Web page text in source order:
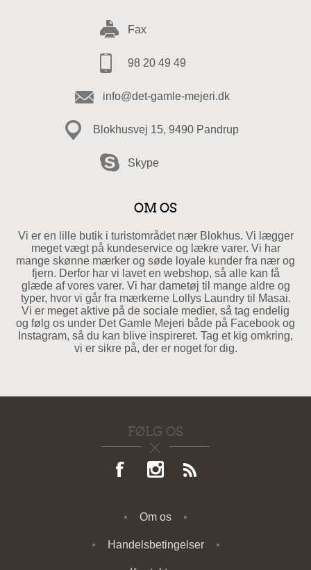
Fax
98 20 49 49
info@det-gamle-mejeri.dk
Blokhusvej 15, 9490 Pandrup
Skype
OM OS
Vi er en lille butik i turistområdet nær Blokhus. Vi lægger
meget vægt på kundeservice og lækre varer. Vi har
mange skønne mærker og søde loyale kunder fra nær og
fjern. Derfor har vi lavet en webshop, så alle kan få
glæde af vores varer. Vi har dametøj til mange aldre og
typer, hvor vi går fra mærkerne Lollys Laundry til Masai.
Vi er meget aktive på de sociale medier, så tag endelig
og følg os under Det Gamle Mejeri både på Facebook og
Instagram, så du kan blive inspireret. Tag et kig omkring,
vi er sikre på, der er noget for dig.
FØLG OS
Om os
Handelsbetingelser